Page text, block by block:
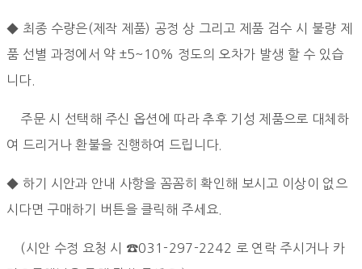
◆ 최종 수량은(제작 제품) 공정 상 그리고 제품 검수 시 불량 제
품 선별 과정에서 약 ±5~10% 정도의 오차가 발생 할 수 있습
니다.
주문 시 선택해 주신 옵션에 따라 추후 기성 제품으로 대체하
여 드리거나 환불을 진행하여 드립니다.
◆ 하기 시안과 안내 사항을 꼼꼼히 확인해 보시고 이상이 없으
시다면 구매하기 버튼을 클릭해 주세요.
(시안 수정 요청 시 ☎031-297-2242 로 연락 주시거나 카